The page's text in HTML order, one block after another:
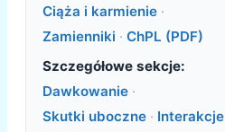
Ciąża i karmienie ·
Zamienniki · ChPL (PDF)
Szczegółowe sekcje:
Dawkowanie ·
Skutki uboczne · Interakcje